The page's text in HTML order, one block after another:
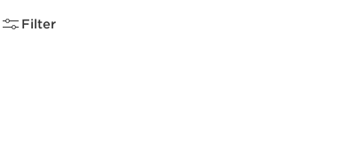
Filter